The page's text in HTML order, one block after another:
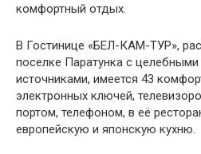
комфортный отдых.
В Гостинице «БЕЛ-КАМ-ТУР»,
поселке Паратунка с
источниками, имеется 43
электронных ключей,
портом, телефоном, в её
европейскую и японскую кухню.